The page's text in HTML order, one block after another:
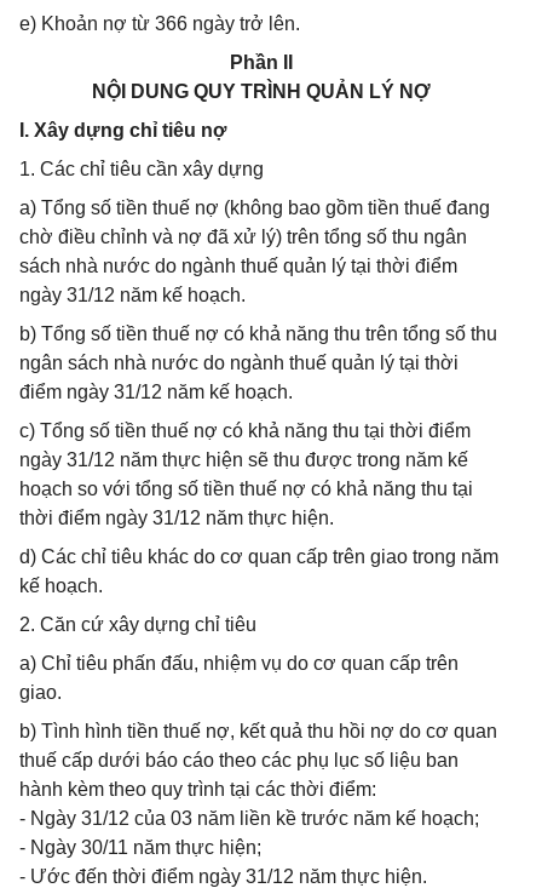
e) Khoản nợ từ 366 ngày trở lên.
Phần II
NỘI DUNG QUY TRÌNH QUẢN LÝ NỢ
I. Xây dựng chỉ tiêu nợ
1. Các chỉ tiêu cần xây dựng
a) Tổng số tiền thuế nợ (không bao gồm tiền thuế đang
chờ điều chỉnh và nợ đã xử lý) trên tổng số thu ngân
sách nhà nước do ngành thuế quản lý tại thời điểm
ngày 31/12 năm kế hoạch.
b) Tổng số tiền thuế nợ có khả năng thu trên tổng số thu
ngân sách nhà nước do ngành thuế quản lý tại thời
điểm ngày 31/12 năm kế hoạch.
c) Tổng số tiền thuế nợ có khả năng thu tại thời điểm
ngày 31/12 năm thực hiện sẽ thu được trong năm kế
hoạch so với tổng số tiền thuế nợ có khả năng thu tại
thời điểm ngày 31/12 năm thực hiện.
d) Các chỉ tiêu khác do cơ quan cấp trên giao trong năm
kế hoạch.
2. Căn cứ xây dựng chỉ tiêu
a) Chỉ tiêu phấn đấu, nhiệm vụ do cơ quan cấp trên
giao.
b) Tình hình tiền thuế nợ, kết quả thu hồi nợ do cơ quan
thuế cấp dưới báo cáo theo các phụ lục số liệu ban
hành kèm theo quy trình tại các thời điểm:
- Ngày 31/12 của 03 năm liền kề trước năm kế hoạch;
- Ngày 30/11 năm thực hiện;
- Ước đến thời điểm ngày 31/12 năm thực hiện.